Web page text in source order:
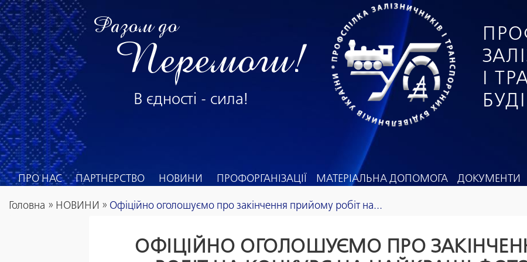
Разом до
Перемоги!
В єдності - сила!
І
ПРО НАС ПАРТНЕРСТВО НОВИНИ ПРОФОРГАНІЗАЦІЇ МАТЕРІАЛЬНА ДОПОМОГА ДОКУМЕНТИ
Головна » НОВИНИ » Офіційно оголошуємо про закінчення прийому робіт на...
ОФІЦІЙНО ОГОЛОШУЄМО ПРО